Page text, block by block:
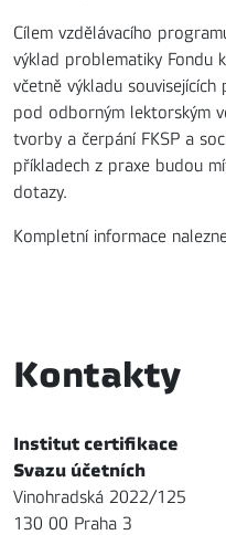
Cílem vzdělávacího
výklad problematiky Fondu
včetně výkladu
pod odborným lektorským
tvorby a čerpání FKSP a
příkladech z praxe budou
dotazy.
Kompletní informace
Kontakty
Institut certifikace
Svazu účetních
Vinohradská 2022/125
130 00 Praha 3